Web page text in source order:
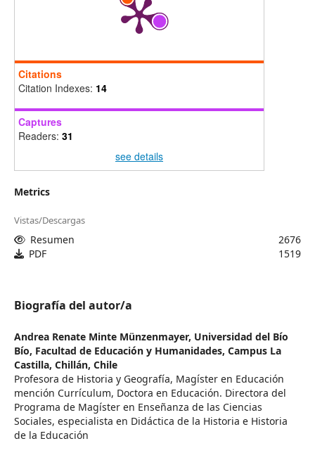
Citations
Citation Indexes: 14
Captures
Readers: 31
see details
Metrics
Vistas/Descargas
Resumen
2676
PDF
1519
Biografía del autor/a
Andrea Renate Minte Münzenmayer, Universidad del Bío
Bío, Facultad de Educación y Humanidades, Campus La
Castilla, Chillán, Chile
Profesora de Historia y Geografía, Magíster en Educación
mención Currículum, Doctora en Educación. Directora del
Programa de Magíster en Enseñanza de las Ciencias
Sociales, especialista en Didáctica de la Historia e Historia
de la Educación